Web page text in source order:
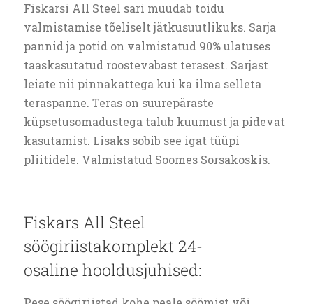
Fiskarsi All Steel sari muudab toidu
valmistamise tõeliselt jätkusuutlikuks. Sarja
pannid ja potid on valmistatud 90% ulatuses
taaskasutatud roostevabast terasest. Sarjast
leiate nii pinnakattega kui ka ilma selleta
teraspanne. Teras on suurepäraste
küpsetusomadustega talub kuumust ja pidevat
kasutamist. Lisaks sobib see igat tüüpi
pliitidele. Valmistatud Soomes Sorsakoskis.
Fiskars All Steel
söögiriistakomplekt 24-
osaline hooldusjuhised: